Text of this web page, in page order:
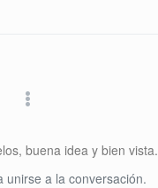
buena idea y bien vista.
unirse a la conversación.